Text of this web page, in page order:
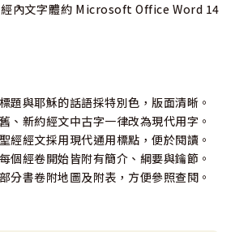
文字體約 Microsoft Office Word 14
與耶穌的話語採特別色，版面清晰。
新約經文中古字一律改為現代用字。
經文採用現代通用標點，便於閱讀。
經卷開始皆附有簡介、綱要與鑰節。
書卷附地圖及附表，方便參照查閱。